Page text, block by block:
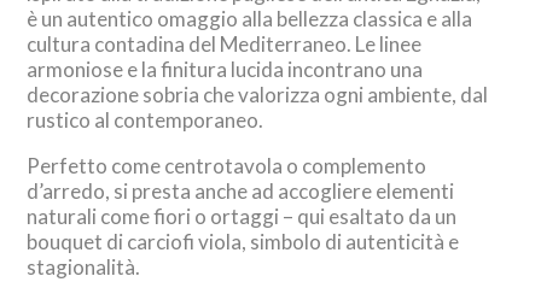
è un autentico omaggio alla bellezza classica e alla
cultura contadina del Mediterraneo. Le linee
armoniose e la finitura lucida incontrano una
decorazione sobria che valorizza ogni ambiente, dal
rustico al contemporaneo.
Perfetto come centrotavola o complemento
d’arredo, si presta anche ad accogliere elementi
naturali come fiori o ortaggi – qui esaltato da un
bouquet di carciofi viola, simbolo di autenticità e
stagionalità.